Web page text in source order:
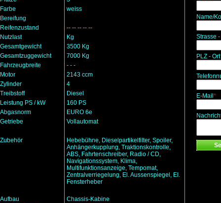
Farbe
weiss
Bereifung
Reifenzustand
-- -- -- -- --
Nutzlast
Kg
Gesamtgewicht
3500 Kg
Gesamtzuggewicht
7000 Kg
Fahrzeugbreite
- - -
Motor
2143 ccm
Zylinder
4
Treibstoff
Diesel
Leistung PS / kW
160 PS
Abgasnorm
EURO 6e
Getriebe
Vollautomat
Zubehör
Hebebühne, Dieselpartikelfilter, Spoiler,
Anhängerkupplung, Traktionskontrolle,
ABS, Fahrtenschreiber, Radio / CD,
Navigationssystem, Klima,
Multifunktionsanzeige, Tempomat,
Zentralverriegelung, El. Aussenspiegel, El.
Fensterheber
Aufbau
Chassis-Kabine
Name/
Strasse -
PLZ - Ort
E-Mail *